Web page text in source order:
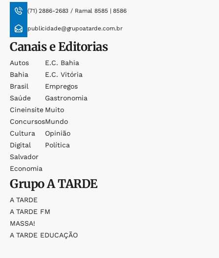
(71) 2886-2683 / Ramal 8585 | 8586
publicidade@grupoatarde.com.br
Canais e Editorias
Autos
Bahia
Brasil
Saúde
Cineinsite
Concursos
Cultura
Digital
Salvador
Economia
E.c. Bahia
E.c. Vitória
Empregos
Gastronomia
Muito
Mundo
Opinião
Política
GrupoA TARDE
A TARDE
A TARDE FM
MASSA!
A TARDE EDUCAÇÃO